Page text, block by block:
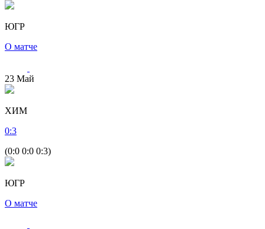
ЮГР
О матче
23 Май
ХИМ
0:3
(0:0 0:0 0:3)
ЮГР
О матче